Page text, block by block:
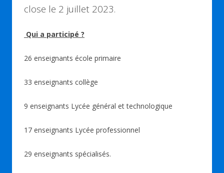
close le 2 juillet 2023.
Qui a participé ?
26 enseignants école primaire
33 enseignants collège
9 enseignants Lycée général et technologique
17 enseignants Lycée professionnel
29 enseignants spécialisés.